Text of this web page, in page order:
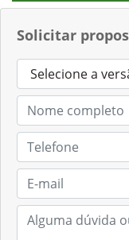
Solicitar